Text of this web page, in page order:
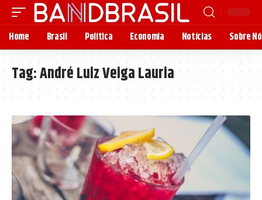
Home Brasil Política Economia Notícias Sobre
Tag:André Luiz Veiga Lauria